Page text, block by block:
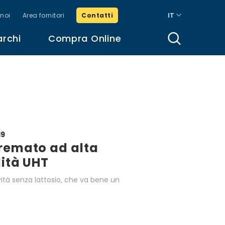
Area fornitori Contatti IT
Compra Online
ad alta
UHT
senza lattosio, che va bene un